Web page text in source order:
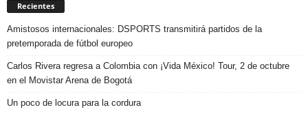
Recientes
Amistosos internacionales: DSPORTS transmitirá partidos de la
pretemporada de fútbol europeo
Carlos Rivera regresa a Colombia con ¡Vida México! Tour, 2 de octubre
en el Movistar Arena de Bogotá
Un poco de locura para la cordura